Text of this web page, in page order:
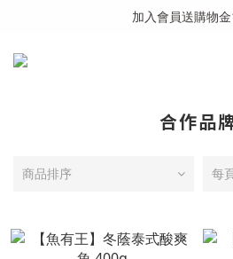
全館消費滿999免運費(溫層
加入會員送購物
全館消費滿999免運費(溫
合作品
商品排序 每